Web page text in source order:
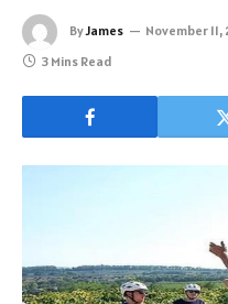
ByJames November
3 Mins Read